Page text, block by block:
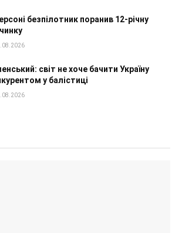
безпілотник поранив 12-річну
світ не хоче бачити Україну
у балістиці